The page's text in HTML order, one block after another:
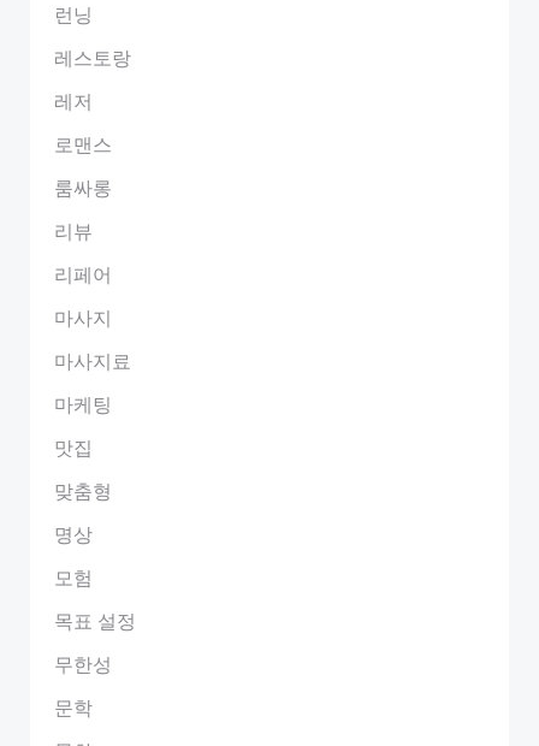
런닝
레스토랑
레저
로맨스
룸싸롱
리뷰
리페어
마사지
마사지료
마케팅
맛집
맞춤형
명상
모험
목표 설정
무한성
문학